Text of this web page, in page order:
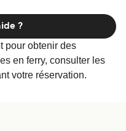
pour obtenir des
en ferry, consulter les
votre réservation.
?